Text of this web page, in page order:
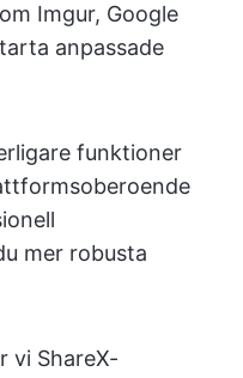
Imgur, Google
anpassade
funktioner
mer robusta
vi ShareX-